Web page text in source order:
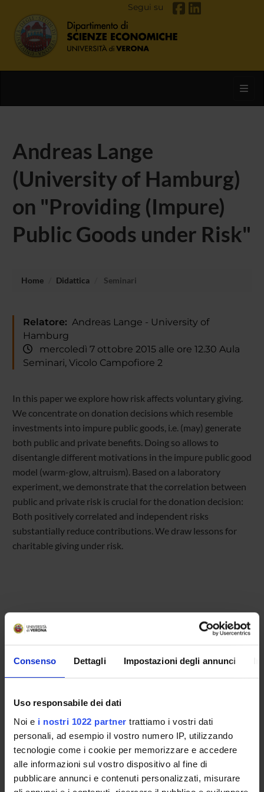
Consenso Dettagli Impostazioni degli annunci
Uso responsabile dei dati
Noi e i nostri 1022 partner trattiamo i vostri dati
personali, ad esempio il vostro numero IP, utilizzando
tecnologie come i cookie per memorizzare e accedere
alle informazioni sul vostro dispositivo al fine di
pubblicare annunci e contenuti personalizzati, misurare
Segui su
Andreas Lange
(University of Hamburg)
on "Providing (Impure)
Public Goods under Risk"
Home Didattica Seminari
Relatore: Andreas Lange - University of
Hamburg
mercoledì 7 ottobre 2015 alle ore 12.30 Aula
Seminari, Vicolo Campofiore 2
In this paper we explore how risk affects voluntary giving.
We concentrate on donation decisions which resemble
investments into impure public goods, i.e. (may) generate
both public and private benefits. Doing so allows to
disentangle different motivations in the impure public good
model (warm-glow, altruism). Based on a laboratory
experiment, we demonstrate that the correlation between
public and private risk is crucial for the donation decision:
Both positively correlated and independent risks
substantially reduce contributions. We draw lessons for
charitable giving under risk.
Referente
Marcella Veronesi
Marcella Veronesi
Data pubblicazione
OFFERTA FORMATIVA